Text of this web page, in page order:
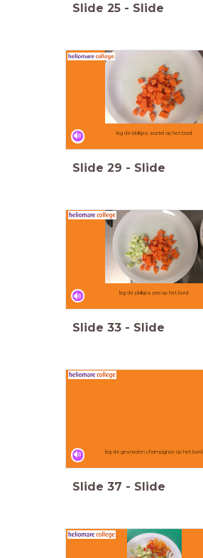
Slide 25 - Slide
leg de blokjes wortel op het bord
Slide 29 - Slide
leg de plakjes prei op het bord
Slide 33 - Slide
leg de gesneden champignon op het bord
Slide 37 - Slide